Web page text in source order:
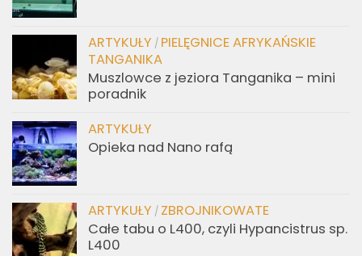
ARTYKUŁY / PIELĘGNICE AFRYKAŃSKIE
TANGANIKA
Muszlowce z jeziora Tanganika – mini
poradnik
ARTYKUŁY
Opieka nad Nano rafą
ARTYKUŁY / ZBROJNIKOWATE
Całe tabu o L400, czyli Hypancistrus sp.
L400